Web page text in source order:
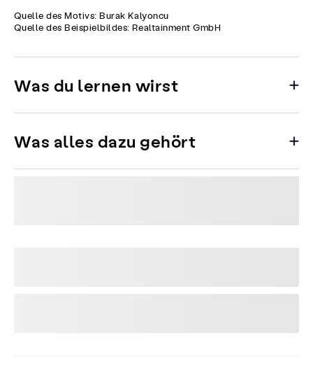
Quelle des Motivs: Burak Kalyoncu
Quelle des Beispielbildes: Realtainment GmbH
Was du lernen wirst
Was alles dazu gehört